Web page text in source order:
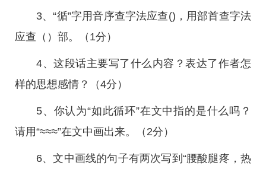
3、“循”字用音序查字法应查()，用部首查字法
应查（）部。（1分）
4、这段话主要写了什么内容？表达了作者怎
样的思想感情？（4分）
5、你认为“如此循环”在文中指的是什么吗？
请用“≈≈≈”在文中画出来。（2分）
6、文中画线的句子有两次写到“腰酸腿疼，热